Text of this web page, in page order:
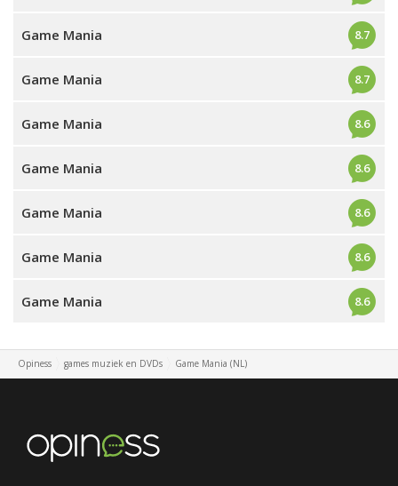
Game Mania 8.7
Game Mania 8.7
Game Mania 8.6
Game Mania 8.6
Game Mania 8.6
Game Mania 8.6
Game Mania 8.6
Opiness games muziek en DVDs Game Mania (NL)